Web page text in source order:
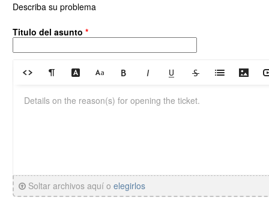
Describa su problema
Titulo del asunto *
Soltar archivos aquí o elegirlos